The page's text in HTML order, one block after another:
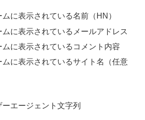
に表示されている名前（HN）
ムに表示されているメールアドレス
ムに表示されているコメント内容
ムに表示されているサイト名（任意
エージェント文字列